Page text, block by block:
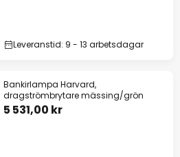
Leveranstid: 9 - 13 arbetsdagar
Bankirlampa Harvard,
dragströmbrytare mässing/grön
5 531,00 kr